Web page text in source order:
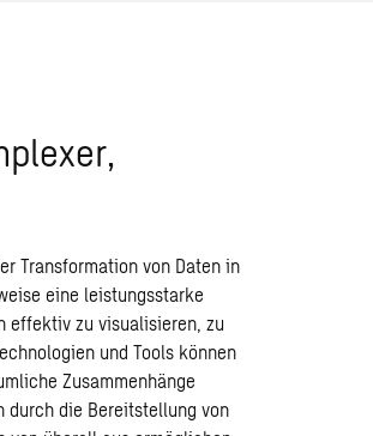
Transformation von Daten in
eine leistungsstarke
effektiv zu visualisieren, zu
und Tools können
Zusammenhänge
durch die Bereitstellung von